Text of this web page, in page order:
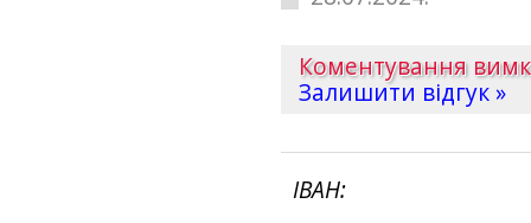
Коментування
Залишити відгук »
ІВАН